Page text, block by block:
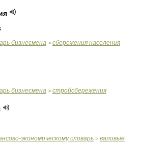
бизнесмена > сбережения населения
бизнесмена > стройсбережения
экономическому словарь > валовые